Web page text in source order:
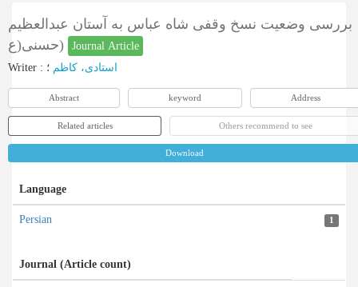
بررسی وضعیت نسخ وقفی شاه عباس به آستان عبدالعظیم
حسنی(ع)
Journal Article
Writer : استادی، کاظم ؛
Abstract keyword Address
Related articles Others recommend to see
Download
Language
Persian 1
Journal (Article count)